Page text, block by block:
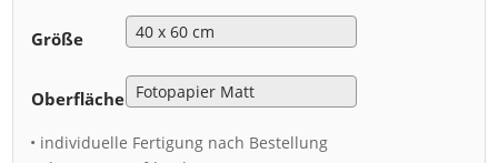
Größe
Oberfläche
• individuelle Fertigung nach Bestellung